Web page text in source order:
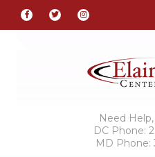
Need
DC Phone:
MD Phone: